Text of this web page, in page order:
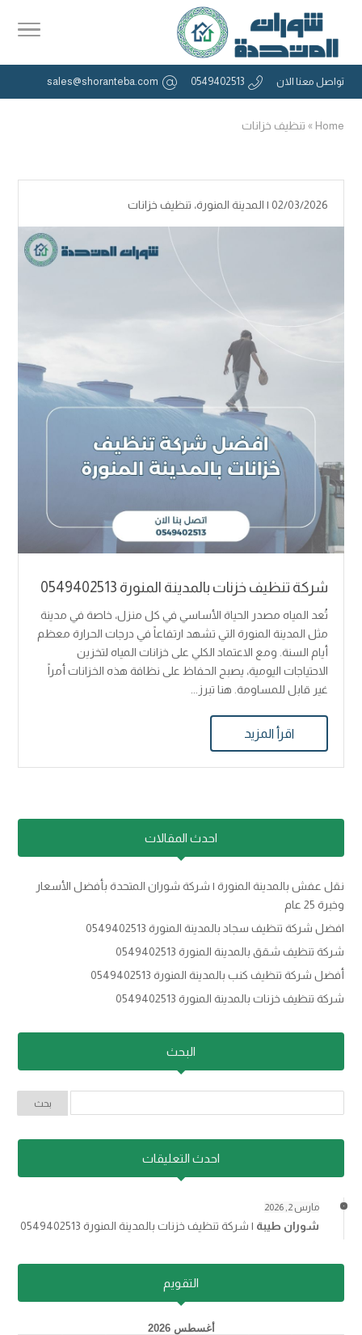
تواصل معنا الان 0549402513
sales@shoranteba.com
Home
» تنظيف خزانات
02/03/2026 | المدينة المنورة، تنظيف خزانات
شركة تنظيف خزنات بالمدينة المنورة 0549402513
تُعد المياه مصدر الحياة الأساسي في كل منزل، خاصة في مدينة
مثل المدينة المنورة التي تشهد ارتفاعاً في درجات الحرارة معظم
أيام السنة. ومع الاعتماد الكلي على خزانات المياه لتخزين
الاحتياجات اليومية، يصبح الحفاظ على نظافة هذه الخزانات أمراً
غير قابل للمساومة. هنا تبرز...
اقرأ المزيد
احدث المقالات
نقل عفش بالمدينة المنورة | شركة شوران المتحدة بأفضل الأسعار
وخبرة 25 عام
افضل شركة تنظيف سجاد بالمدينة المنورة 0549402513
شركة تنظيف شقق بالمدينة المنورة 0549402513
أفضل شركة تنظيف كنب بالمدينة المنورة 0549402513
شركة تنظيف خزنات بالمدينة المنورة 0549402513
البحث
احدث التعليقات
مارس 2, 2026
شوران طيبة | شركة تنظيف خزنات بالمدينة المنورة 0549402513
التقويم
أغسطس 2026